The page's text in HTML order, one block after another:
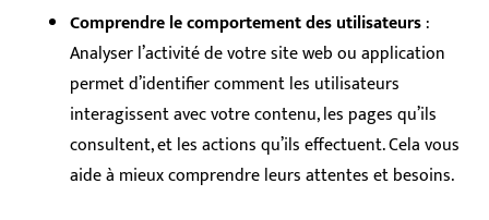
Comprendre le comportement des utilisateurs:
Analyser l’activité de votre site web ou application
permet d’identifier comment les utilisateurs
interagissent avec votre contenu, les pages qu’ils
consultent, et les actions qu’ils effectuent. Cela vous
aide à mieux comprendre leurs attentes et besoins.